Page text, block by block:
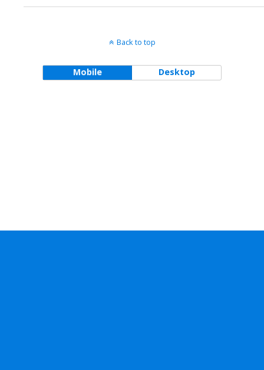
Back to top
Mobile Desktop